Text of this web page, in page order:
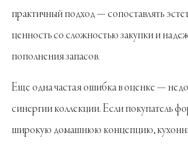
практичный подход — сопоставлять
ценность со сложностью закупки и
пополнения запасов.
Еще одна частая ошибка в оценке —
синергии коллекции. Если покупатель
широкую домашнюю концепцию,